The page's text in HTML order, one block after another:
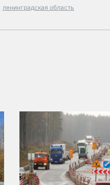
ленинградская область